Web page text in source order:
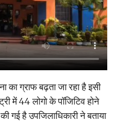
का ग्राफ बढ़ता जा रहा है इसी
में 44 लोगो के पॉजिटिव होने
की गई है उपजिलाधिकारी ने बताया